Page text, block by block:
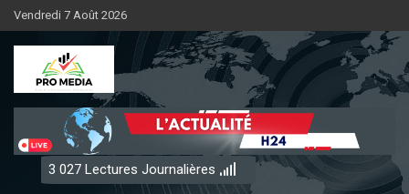
Aller
au
contenu
Vendredi 7 Août 2026
Sénégal Promedia
3 027 Lectures Journalières